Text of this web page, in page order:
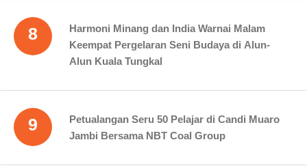
8
Harmoni Minang dan India Warnai Malam
Keempat Pergelaran Seni Budaya di Alun-
Alun Kuala Tungkal
9
Petualangan Seru 50 Pelajar di Candi Muaro
Jambi Bersama NBT Coal Group